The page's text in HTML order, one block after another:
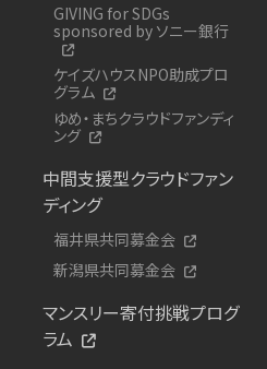
GIVING for SDGs
sponsored by ソニー銀行
ケイズハウスNPO助成プロ
グラム
ゆめ・まちクラウドファンディ
ング
中間支援型クラウドファン
ディング
福井県共同募金会
新潟県共同募金会
マンスリー寄付挑戦プログ
ラム